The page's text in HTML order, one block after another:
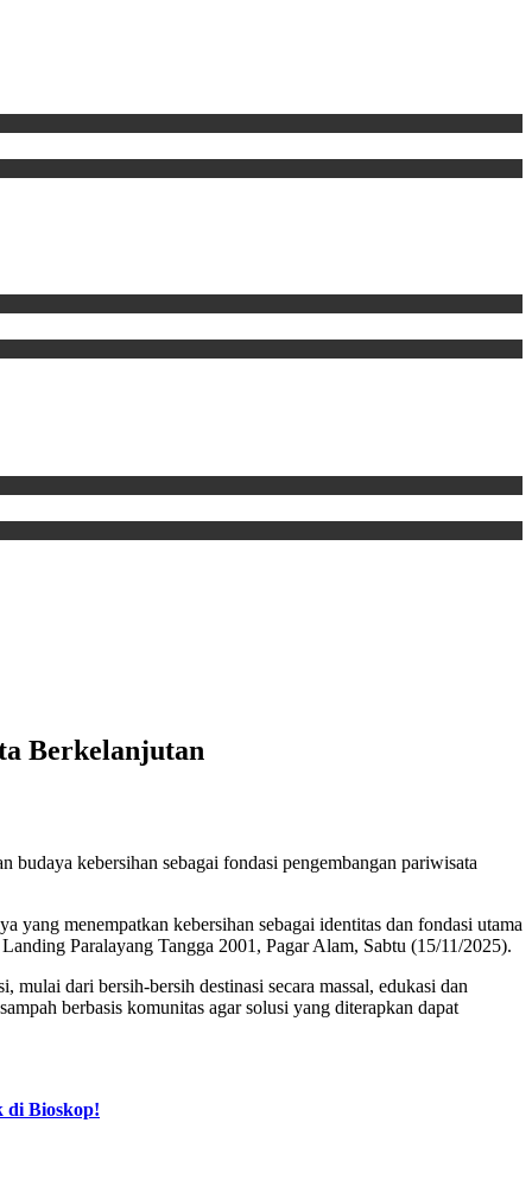
Berkelanjutan
kebersihan sebagai fondasi pengembangan pariwisata
yang menempatkan kebersihan sebagai identitas dan fondasi utama
Paralayang Tangga 2001, Pagar Alam, Sabtu (15/11/2025).
dari bersih-bersih destinasi secara massal, edukasi dan
berbasis komunitas agar solusi yang diterapkan dapat
di Bioskop!